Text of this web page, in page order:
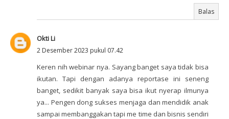
Balas
Okti Li
2 Desember 2023 pukul 07.42
Keren nih webinar nya. Sayang banget saya tidak bisa
ikutan. Tapi dengan adanya reportase ini seneng
banget, sedikit banyak saya bisa ikut nyerap ilmunya
ya... Pengen dong sukses menjaga dan mendidik anak
sampai membanggakan tapi me time dan bisnis sendiri